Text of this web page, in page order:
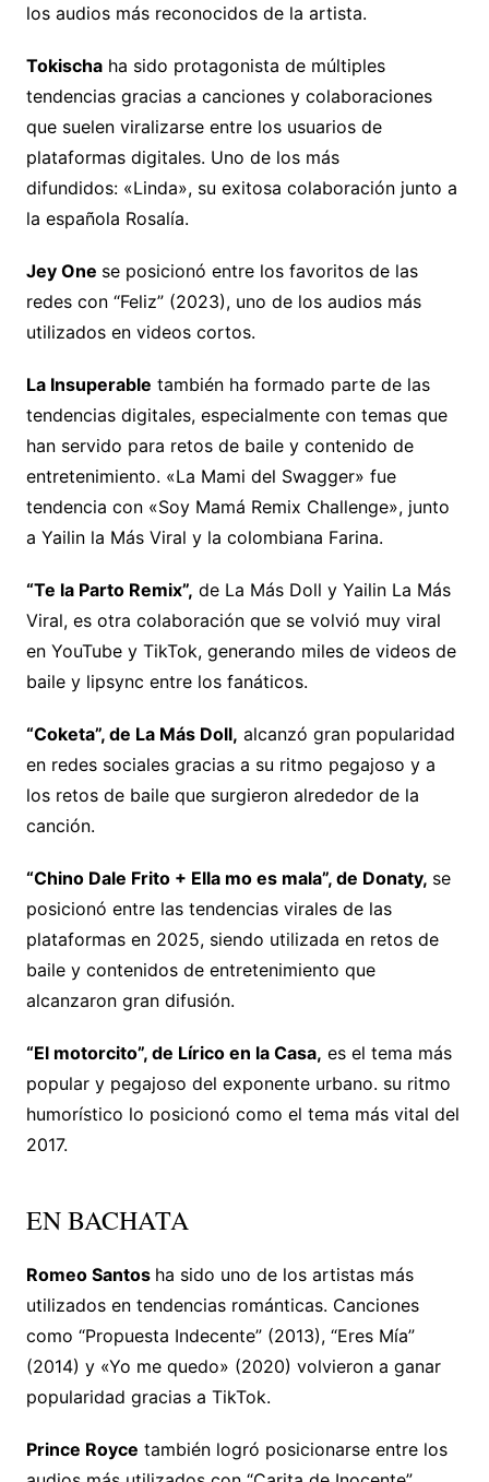
los audios más reconocidos de la artista.
Tokischaha sido protagonista de múltiples
tendencias gracias a canciones y colaboraciones
que suelen viralizarse entre los usuarios de
plataformas digitales. Uno de los más
difundidos: «Linda», su exitosa colaboración junto a
la española Rosalía.
Jey One se posicionó entre los favoritos de las
redes con “Feliz” (2023), uno de los audios más
utilizados en videos cortos.
La Insuperable también ha formado parte de las
tendencias digitales, especialmente con temas que
han servido para retos de baile y contenido de
entretenimiento. «La Mami del Swagger» fue
tendencia con «Soy Mamá Remix Challenge», junto
a Yailin la Más Viral y la colombiana Farina.
“Te la Parto Remix”, de La Más Doll y Yailin La Más
Viral, es otra colaboración que se volvió muy viral
en YouTube y TikTok, generando miles de videos de
baile y lipsync entre los fanáticos.
“Coketa”, de La Más Doll, alcanzó gran popularidad
en redes sociales gracias a su ritmo pegajoso y a
los retos de baile que surgieron alrededor de la
canción.
“Chino Dale Frito + Ella mo es mala”, de Donaty, se
posicionó entre las tendencias virales de las
plataformas en 2025, siendo utilizada en retos de
baile y contenidos de entretenimiento que
alcanzaron gran difusión.
“El motorcito”, de Lírico en la Casa, es el tema más
popular y pegajoso del exponente urbano. su ritmo
humorístico lo posicionó como el tema más vital del
2017.
EN BACHATA
Romeo Santos ha sido uno de los artistas más
utilizados en tendencias románticas. Canciones
como “Propuesta Indecente” (2013), “Eres Mía”
(2014) y «Yo me quedo» (2020) volvieron a ganar
popularidad gracias a TikTok.
Prince Royce también logró posicionarse entre los